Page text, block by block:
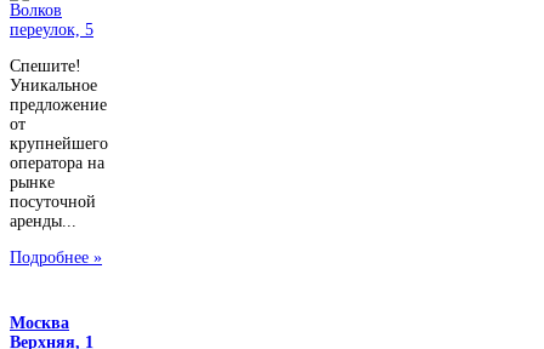
Спешите!
Уникальное
предложение
от
крупнейшего
оператора на
рынке
посуточной
аренды...
Подробнее »
Москва
Верхняя, 1